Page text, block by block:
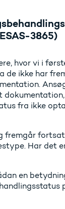
3865)
hvor vi i
de ikke har
fra ikke
fremgår fortsat
Har det
en